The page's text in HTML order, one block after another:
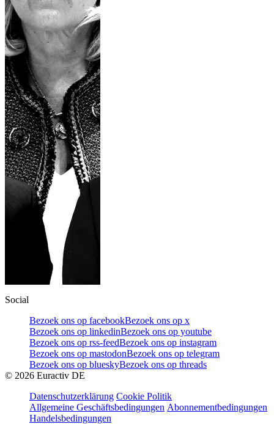
Social
Bezoek ons op facebookBezoek ons op x
Bezoek ons op linkedinBezoek ons op youtube
Bezoek ons op rss-feedBezoek ons op instagram
Bezoek ons op mastodonBezoek ons op telegram
Bezoek ons op blueskyBezoek ons op threads
© 2026 Euractiv DE
Datenschutzerklärung Cookie Politik
Allgemeine Geschäftsbedingungen Abonnementbedingungen
Handelsbedingungen